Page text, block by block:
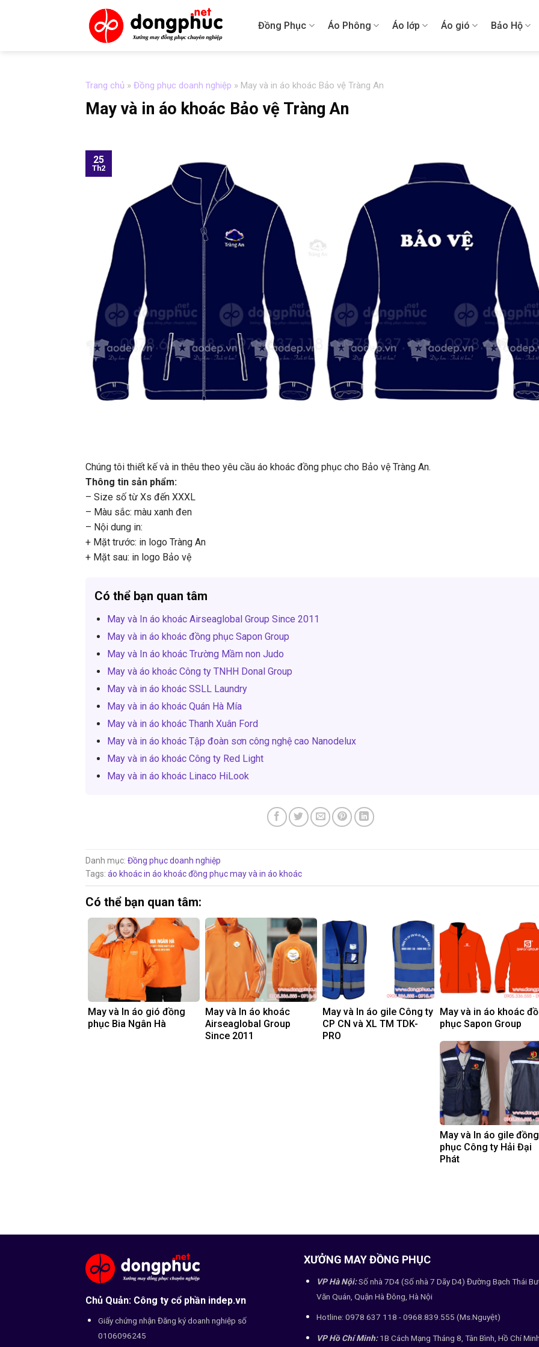
Đồng Phục Áo Phông Áo lớp Áo gió Bảo Hộ
Trang chủ » Đồng phục doanh nghiệp » May và in áo khoác Bảo vệ Tràng An
May và in áo khoác Bảo vệ Tràng An
25
Th2
Chúng tôi thiết kế và in thêu theo yêu cầu áo khoác đồng phục cho Bảo vệ Tràng An.
Thông tin sản phẩm:
– Size số từ Xs đến XXXL
– Màu sắc: màu xanh đen
– Nội dung in:
+ Mặt trước: in logo Tràng An
+ Mặt sau: in logo Bảo vệ
Có thể bạn quan tâm
May và In áo khoác Airseaglobal Group Since 2011
May và in áo khoác đồng phục Sapon Group
May và In áo khoác Trường Mầm non Judo
May và áo khoác Công ty TNHH Donal Group
May và in áo khoác SSLL Laundry
May và in áo khoác Quán Hà Mía
May và in áo khoác Thanh Xuân Ford
May và in áo khoác Tập đoàn sơn công nghệ cao Nanodelux
May và in áo khoác Công ty Red Light
May và in áo khoác Linaco HiLook
Danh mục: Đồng phục doanh nghiệp
Tags: áo khoácin áo khoác đồng phụcmay và in áo khoác
Có thể bạn quan tâm:
May và In áo gió đồng
phục Bia Ngân Hà
May và In áo khoác
Airseaglobal Group
Since 2011
May và In áo gile Công ty
CP CN và XL TM TDK-
PRO
May và in áo khoác
phục Sapon Group
May và In áo gile đồng
phục Công ty Hải Đại
Phát
Chủ Quản: Công ty cổ phần indep.vn
Giấy chứng nhận Đăng ký doanh nghiệp số
0106096245
XƯỞNG MAY ĐỒNG PHỤC
VP Hà Nội:Số nhà 7D4 (Số nhà 7 Dãy D4) Đường Bạch Thái
Văn Quán, Quận Hà Đông, Hà Nội
Hotline: 0978 637 118 - 0968.839.555 (Ms.Nguyệt)
VP Hồ Chí Minh:1B Cách Mạng Tháng 8, Tân Bình, Hồ Chí